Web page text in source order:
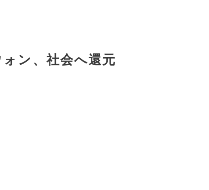
ン、社会へ還元